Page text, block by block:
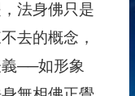
法身佛只是
去的概念，
──如形象